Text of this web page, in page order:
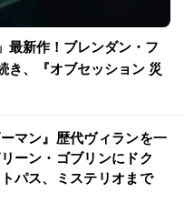
最新作！ブレンダン・フ
き、『オブセッション 災
ーマン』歴代ヴィランを一
ーン・ゴブリンにドク
パス、ミステリオまで